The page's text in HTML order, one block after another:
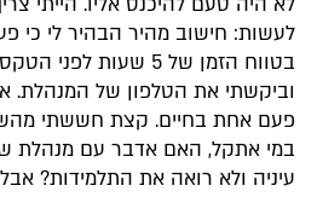
לעשות: חישוב מהיר הבהיר לי כי
בטווח הזמן של 5 שעות
וביקשתי את הטלפון של המנהלת.
פעם אחת בחיים. קצת חששתי
במי אתקל, האם אדבר עם מנהלת
עיניה ולא רואה את התלמידות?